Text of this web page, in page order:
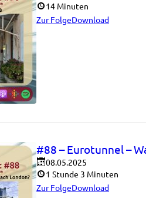
14 Minuten
Zur FolgeDownload
#88 – Eurotunnel –
08.05.2025
1 Stunde 3 Minuten
Zur FolgeDownload